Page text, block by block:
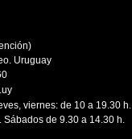
Uruguay
viernes: de 10 a 19.30 h.
Sábados de 9.30 a 14.30 h.